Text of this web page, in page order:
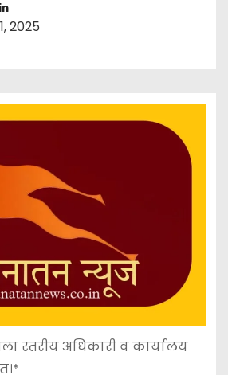
2025
स्तरीय अधिकारी व कार्यालय